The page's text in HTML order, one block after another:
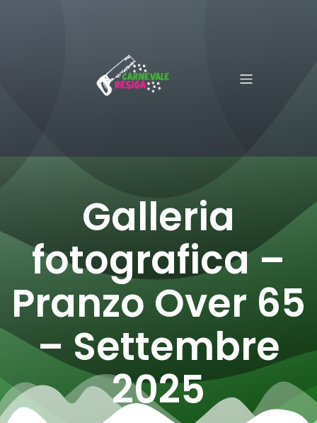
Galleria
fotografica –
Pranzo Over 65
– Settembre
2025